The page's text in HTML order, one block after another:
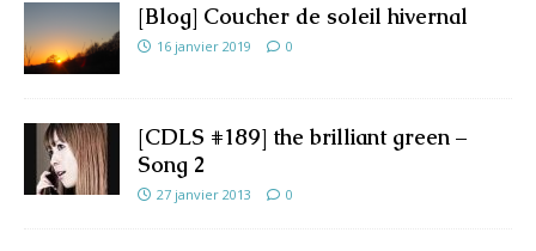
[Blog] Coucher de soleil hivernal
16 janvier 2019 0
[CDLS #189] the brilliant green –
Song 2
27 janvier 2013 0